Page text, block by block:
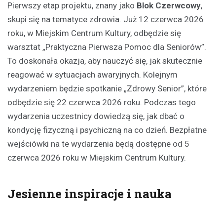
Pierwszy etap projektu, znany jako Blok Czerwcowy,
skupi się na tematyce zdrowia. Już 12 czerwca 2026
roku, w Miejskim Centrum Kultury, odbędzie się
warsztat „Praktyczna Pierwsza Pomoc dla Seniorów”.
To doskonała okazja, aby nauczyć się, jak skutecznie
reagować w sytuacjach awaryjnych. Kolejnym
wydarzeniem będzie spotkanie „Zdrowy Senior”, które
odbędzie się 22 czerwca 2026 roku. Podczas tego
wydarzenia uczestnicy dowiedzą się, jak dbać o
kondycję fizyczną i psychiczną na co dzień. Bezpłatne
wejściówki na te wydarzenia będą dostępne od 5
czerwca 2026 roku w Miejskim Centrum Kultury.
Jesienne inspiracje i nauka